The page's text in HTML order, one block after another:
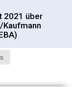
2021 über